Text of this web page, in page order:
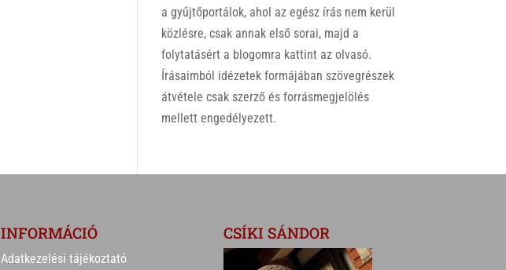
a gyűjtőportálok, ahol az egész írás nem kerül
közlésre, csak annak első sorai, majd a
folytatásért a blogomra kattint az olvasó.
Írásaimból idézetek formájában szövegrészek
átvétele csak szerző és forrásmegjelölés
mellett engedélyezett.
INFORMÁCIÓ
Adatkezelési tájékoztató
CSÍKI SÁNDOR